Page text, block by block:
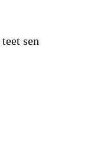
sen